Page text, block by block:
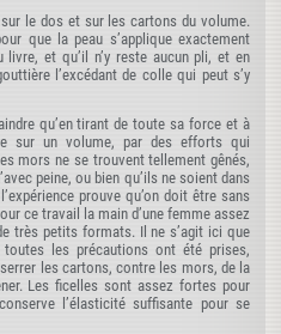
le dos et sur les cartons du volume.
que la peau s’applique exactement
et qu’il n’y reste aucun pli, et en
l’excédant de colle qui peut s’y
qu’en tirant de toute sa force et à
sur un volume, par des efforts qui
mors ne se trouvent tellement gênés,
peine, ou bien qu’ils ne soient dans
prouve qu’on doit être sans
ce travail la main d’une femme assez
très petits formats. Il ne s’agit ici que
les précautions ont été prises,
les cartons, contre les mors, de la
Les ficelles sont assez fortes pour
l’élasticité suffisante pour se